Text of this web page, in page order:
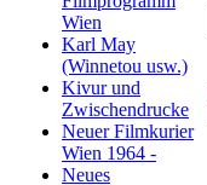
Wien
Karl May
(Winnetou usw.)
Kivur und
Zwischendrucke
Neuer Filmkurier
Wien 1964 -
Neues